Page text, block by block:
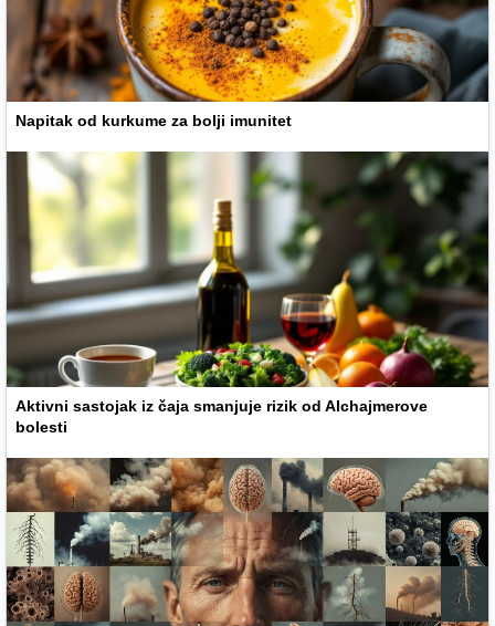
Napitak od kurkume za bolji imunitet
Aktivni sastojak iz čaja smanjuje rizik od Alchajmerove
bolesti